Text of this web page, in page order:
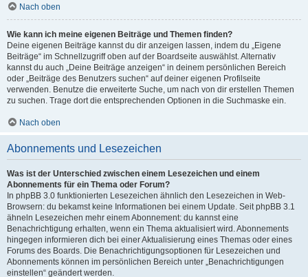
Nach oben
Wie kann ich meine eigenen Beiträge und Themen finden?
Deine eigenen Beiträge kannst du dir anzeigen lassen, indem du „Eigene
Beiträge“ im Schnellzugriff oben auf der Boardseite auswählst. Alternativ
kannst du auch „Deine Beiträge anzeigen“ in deinem persönlichen Bereich
oder „Beiträge des Benutzers suchen“ auf deiner eigenen Profilseite
verwenden. Benutze die erweiterte Suche, um nach von dir erstellen Themen
zu suchen. Trage dort die entsprechenden Optionen in die Suchmaske ein.
Nach oben
Abonnements und Lesezeichen
Was ist der Unterschied zwischen einem Lesezeichen und einem
Abonnements für ein Thema oder Forum?
In phpBB 3.0 funktionierten Lesezeichen ähnlich den Lesezeichen in Web-
Browsern: du bekamst keine Informationen bei einem Update. Seit phpBB 3.1
ähneln Lesezeichen mehr einem Abonnement: du kannst eine
Benachrichtigung erhalten, wenn ein Thema aktualisiert wird. Abonnements
hingegen informieren dich bei einer Aktualisierung eines Themas oder eines
Forums des Boards. Die Benachrichtigungsoptionen für Lesezeichen und
Abonnements können im persönlichen Bereich unter „Benachrichtigungen
einstellen“ geändert werden.